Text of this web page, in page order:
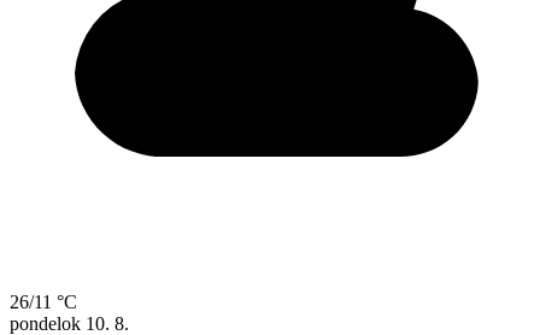
26/11 °C
pondelok 10. 8.